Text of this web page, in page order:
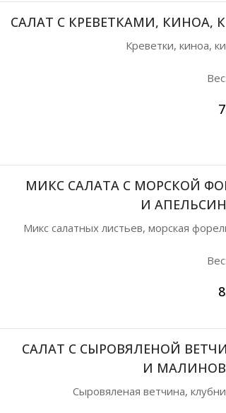
САЛАТ С КРЕВЕТКАМИ,
Креветки, киноа,
МИКС САЛАТА C МОРСКОЙ
И
Микс салатных листьев, морская
САЛАТ С СЫРОВЯЛЕНОЙ
И
Сыровяленая ветчина,